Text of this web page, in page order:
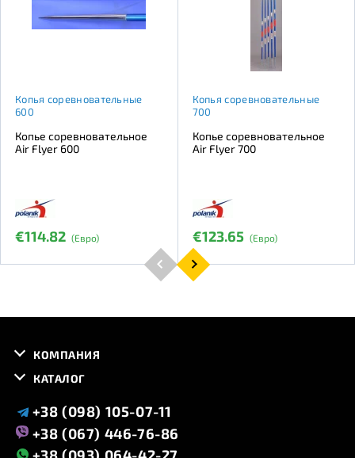
Копья соревновательные
600
Копье соревновательное
Air Flyer 600
€114.82 (Евро)
Копья соревновательные
700
Копье соревновательное
Air Flyer 700
€123.65 (Евро)
КОМПАНИЯ
КАТАЛОГ
+38 (098) 105-07-11
+38 (067) 446-76-86